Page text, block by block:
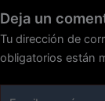
Deja un
Tu dirección de
obligatorios están